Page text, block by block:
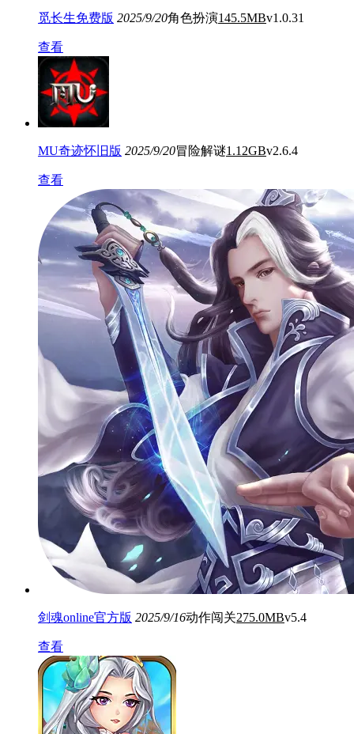
觅长生免费版 2025/9/20角色扮演145.5MBv1.0.31
查看
MU奇迹怀旧版 2025/9/20冒险解谜1.12GBv2.6.4
查看
剑魂online官方版 2025/9/16动作闯关275.0MBv5.4
查看